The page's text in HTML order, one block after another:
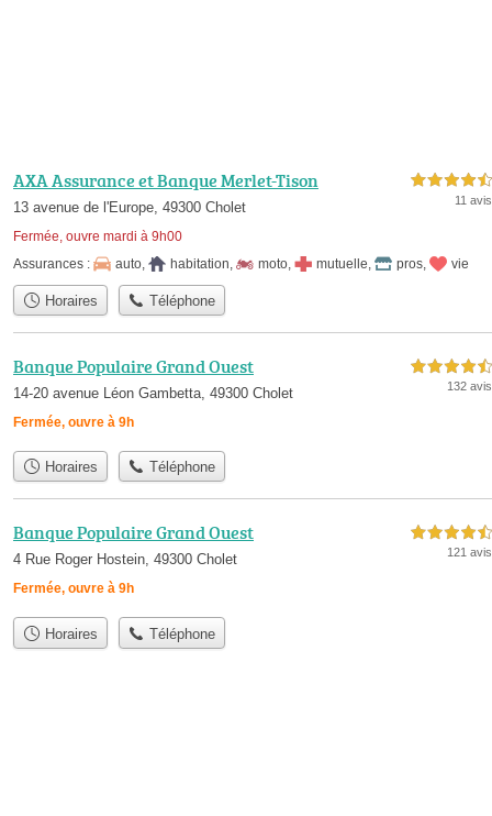
AXA Assurance et Banque Merlet-Tison
13 avenue de l'Europe, 49300 Cholet
Fermée, ouvre mardi à 9h00
4,5 étoiles sur 5
11 avis
Assurances : auto habitation moto mutuelle pros vie
Horaires Téléphone
Banque Populaire Grand Ouest
14-20 avenue Léon Gambetta, 49300 Cholet
Fermée, ouvre à 9h
4,5 étoiles sur 5
132 avis
Horaires Téléphone
Banque Populaire Grand Ouest
4 Rue Roger Hostein, 49300 Cholet
Fermée, ouvre à 9h
4,5 étoiles sur 5
121 avis
Horaires Téléphone